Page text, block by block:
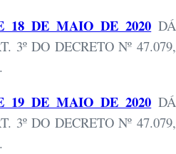
18 DE MAIO DE 2020 DÁ
3º DO DECRETO Nº 47.079,
19 DE MAIO DE 2020 DÁ
3º DO DECRETO Nº 47.079,